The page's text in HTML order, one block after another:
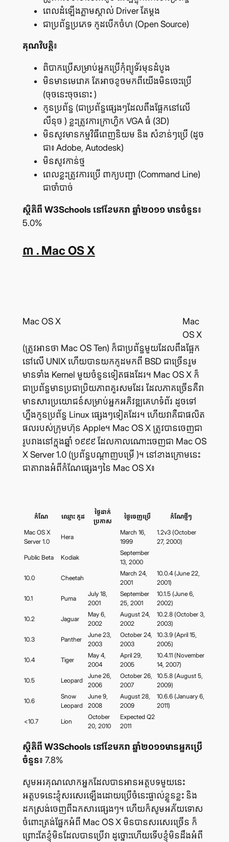
ពេល​ដំឡើង​ភ្លាម​ស្គាល់ Driver តែ​ម្ដង
ជា​ប្រព័ន្ធ​ប្រភេទ កូដ​បើក​ចំហ (Open Source)
គុណ​វិបត្តិ៖
ពិបាក​ប្រើ​សម្រាប់​អ្នក​ប្រើ​កុំព្យូទ័រ​មុន​ដំបូង
មិន​មាន​មេរោគ តែ​អាច​ខូច​មក​ពី​យើង​មិន​ចេះ​ប្រើ
(ចុច​នេះ​ចុច​នោះ )
កូន​ប្រព័ន្ធ (ជា​ប្រព័ន្ធ​ផ្សេងៗ​ដែល​ពឹង​ផ្អែក​នៅ​លើ
លីនុច ) ខ្លះ​ត្រូវ​ការ​ក្រាហ្វិក VGA ធំ (3D)
មិន​សូវ​មាន​កម្មវិធី​ពេញ​និយម និង សំខាន់ៗ​ប្រើ (ដូច​
ជា៖ Adobe, Autodesk)
មិន​សូវ​កាន់​ថ្ម
ពេល​ខ្លះ​ត្រូវ​ការ​ប្រើ ពាក្យ​បញ្ជា (Command Line)
ជា​ចាំ​បាច់
ស្ថិតិ​ពី W3Schoolsនៅ​ខែ​មករា ឆ្នាំ​២០១១ មាន​ចំនួន៖
5.0%
៣ . Mac OS X
Mac OS X
Mac
OS X
(ត្រូវ​អាន​ថា Mac OS Ten) ក៏​ជា​ប្រព័ន្ធ​មួយ​ដែល​ពឹង​ផ្អែក​
នៅ​លើ UNIX ហើយ​បាន​យក​កូដ​មក​ពី BSD ជា​ច្រើន​រួម​
មាន​ទាំង Kernel មួយ​ចំនួន​ទៀត​ផង​ដែរ។ Mac OS X ក៏​
ជា​ប្រព័ន្ធ​មាន​ប្រជាប្រិយ​ភាព​គួរ​សម​ដែរ ដែល​ភាគ​ច្រើន​គឺ​វា​
មាន​សារប្រយោជន៍​សម្រាប់​អ្នក​អភិវឌ្ឍ​គេហទំព័រ ដូច​ទៅ​
ហ្នឹង​កូន​ប្រព័ន្ធ Linux ផ្សេងៗ​ទៀត​ដែរ។ ហើយ​វា​គឺ​ជា​ផលិត​
ផល​របស់​ក្រុម​ហ៊ុន Apple។ Mac OS X ត្រូវ​បាន​ចេញ​ជា​
រូប​រាង​នៅ​ក្នុង​ឆ្នាំ ១៩៩៩ ដែល​កាល​ណោះ​ចេញ​ជា Mac OS
X Server 1.0 (ប្រព័ន្ធ​បណ្ដាញ​បម្រើ )។ នៅ​ខាង​ក្រោម​នេះ​
ជា​តារាង​អំពី​កំណែ​ផ្សេងៗ​នៃ Mac OS X៖
កំណែ ឈ្មោះ កូដ
ថ្ងៃ​ដាក់​
ប្រកាស
ថ្ងៃ​ចេញ​ប្រើ កំណែ​ថ្មីៗ
Mac OS X
Server 1.0
Hera
March 16,
1999
1.2v3 (October
27, 2000)
Public Beta Kodiak
September
13, 2000
10.0 Cheetah
March 24,
2001
10.0.4 (June 22,
2001)
10.1 Puma
July 18,
2001
September
25, 2001
10.1.5 (June 6,
2002)
10.2 Jaguar
May 6,
2002
August 24,
2002
10.2.8 (October 3,
2003)
10.3 Panther
June 23,
2003
October 24,
2003
10.3.9 (April 15,
2005)
10.4 Tiger
May 4,
2004
April 29,
2005
10.4.11 (November
14, 2007)
10.5 Leopard
June 26,
2006
October 26,
2007
10.5.8 (August 5,
2009)
10.6
Snow
Leopard
June 9,
2008
August 28,
2009
10.6.6 (January 6,
2011)
<10.7 Lion
October
20, 2010
Expected Q2
2011
ស្ថិតិ​ពី W3Schoolsនៅ​ខែ​មករា ឆ្នាំ​២០១១មាន​អ្នក​ប្រើ​
ចំនួន៖7.8%
សូម​អរគុណ​លោក​អ្នក​ដែល​បាន​អាន​អត្ថបទ​មួយ​នេះ
អត្ថបទ​នេះ​ខ្ញុំ​សរសេរ​ឡើង​ដោយ​ប្រើ​ចំនេះ​ផ្ទាល់​ខ្លួន​ខ្លះ និង​
ដក​ស្រង់​ចេញ​ពី​ឯកសារ​ផ្សេងៗ។ ហើយ​ក៏​សូម​អភ័យ​ទោស​
ចំពោះ​ត្រង់​ផ្នែក​អំពី Mac OS X មិន​បាន​សរសេរ​ច្រើន ក៏​
ព្រោះ​តែ​ខ្ញុំ​មិន​ដែល​បាន​ប្រើ​វា ដូច្នោះ​ហើយ​ទើប​ខ្ញុំ​មិន​ដឹង​អំពី​